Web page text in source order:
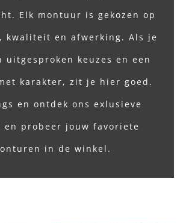
Elk montuur is gekozen op
kwaliteit en afwerking. Als je
uitgesproken keuzes en een
karakter, zit je hier goed.
en ontdek ons exlusieve
en probeer jouw favoriete
in de winkel.